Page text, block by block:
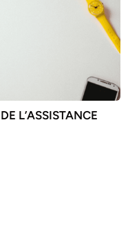
L’ASSISTANCE